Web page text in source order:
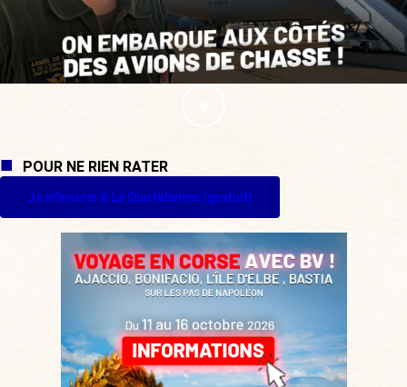
POUR NE RIEN RATER
Je m'inscris à La Quotidienne (gratuit)